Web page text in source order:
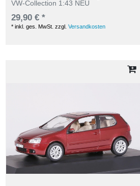
VW-Collection 1:43 NEU
29,90 € *
*inkl. ges. MwSt. zzgl.Versandkosten